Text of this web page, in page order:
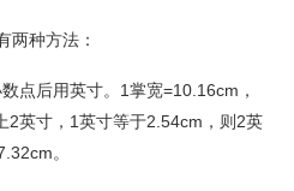
两种方法：
点后用英寸。1掌宽=10.16cm，
2英寸，1英寸等于2.54cm，则2英
。